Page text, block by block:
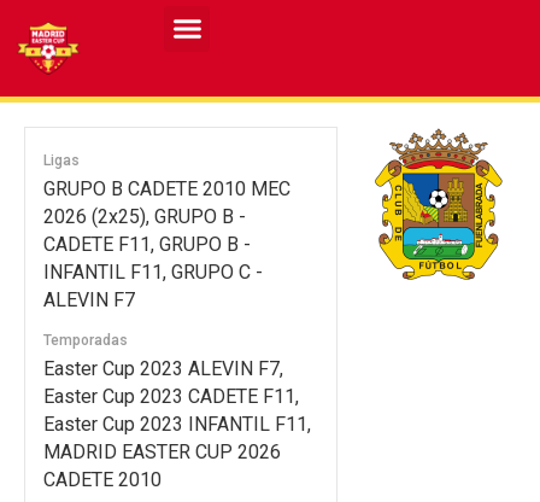
Ligas
GRUPO B CADETE 2010 MEC
2026 (2x25), GRUPO B -
CADETE F11, GRUPO B -
INFANTIL F11, GRUPO C -
ALEVIN F7
Temporadas
Easter Cup 2023 ALEVIN F7,
Easter Cup 2023 CADETE F11,
Easter Cup 2023 INFANTIL F11,
MADRID EASTER CUP 2026
CADETE 2010